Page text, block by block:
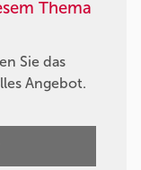
Thema
Sie das
Angebot.